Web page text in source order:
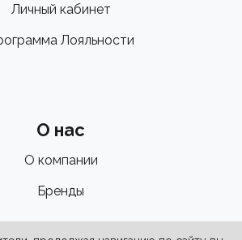
Личный кабинет
Лояльности
О нас
О компании
Бренды